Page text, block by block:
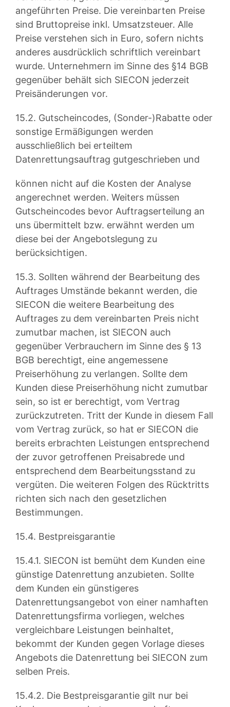
angeführten Preise. Die vereinbarten Preise
sind Bruttopreise inkl. Umsatzsteuer. Alle
Preise verstehen sich in Euro, sofern nichts
anderes ausdrücklich schriftlich vereinbart
wurde. Unternehmern im Sinne des §14 BGB
gegenüber behält sich SIECON jederzeit
Preisänderungen vor.
15.2. Gutscheincodes, (Sonder-)Rabatte oder
sonstige Ermäßigungen werden
ausschließlich bei erteiltem
Datenrettungsauftrag gutgeschrieben und
können nicht auf die Kosten der Analyse
angerechnet werden. Weiters müssen
Gutscheincodes bevor Auftragserteilung an
uns übermittelt bzw. erwähnt werden um
diese bei der Angebotslegung zu
berücksichtigen.
15.3. Sollten während der Bearbeitung des
Auftrages Umstände bekannt werden, die
SIECON die weitere Bearbeitung des
Auftrages zu dem vereinbarten Preis nicht
zumutbar machen, ist SIECON auch
gegenüber Verbrauchern im Sinne des § 13
BGB berechtigt, eine angemessene
Preiserhöhung zu verlangen. Sollte dem
Kunden diese Preiserhöhung nicht zumutbar
sein, so ist er berechtigt, vom Vertrag
zurückzutreten. Tritt der Kunde in diesem Fall
vom Vertrag zurück, so hat er SIECON die
bereits erbrachten Leistungen entsprechend
der zuvor getroffenen Preisabrede und
entsprechend dem Bearbeitungsstand zu
vergüten. Die weiteren Folgen des Rücktritts
richten sich nach den gesetzlichen
Bestimmungen.
15.4. Bestpreisgarantie
15.4.1. SIECON ist bemüht dem Kunden eine
günstige Datenrettung anzubieten. Sollte
dem Kunden ein günstigeres
Datenrettungsangebot von einer namhaften
Datenrettungsfirma vorliegen, welches
vergleichbare Leistungen beinhaltet,
bekommt der Kunden gegen Vorlage dieses
Angebots die Datenrettung bei SIECON zum
selben Preis.
15.4.2. Die Bestpreisgarantie gilt nur bei